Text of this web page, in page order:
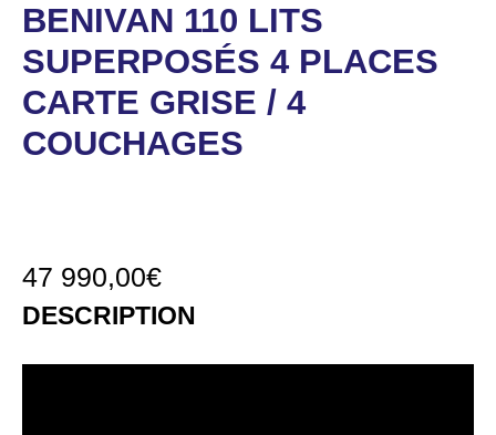
47 990,00€
DESCRIPTION
BENIVAN 110 LITS
SUPERPOSÉS 4 PLACES
CARTE GRISE / 4
COUCHAGES